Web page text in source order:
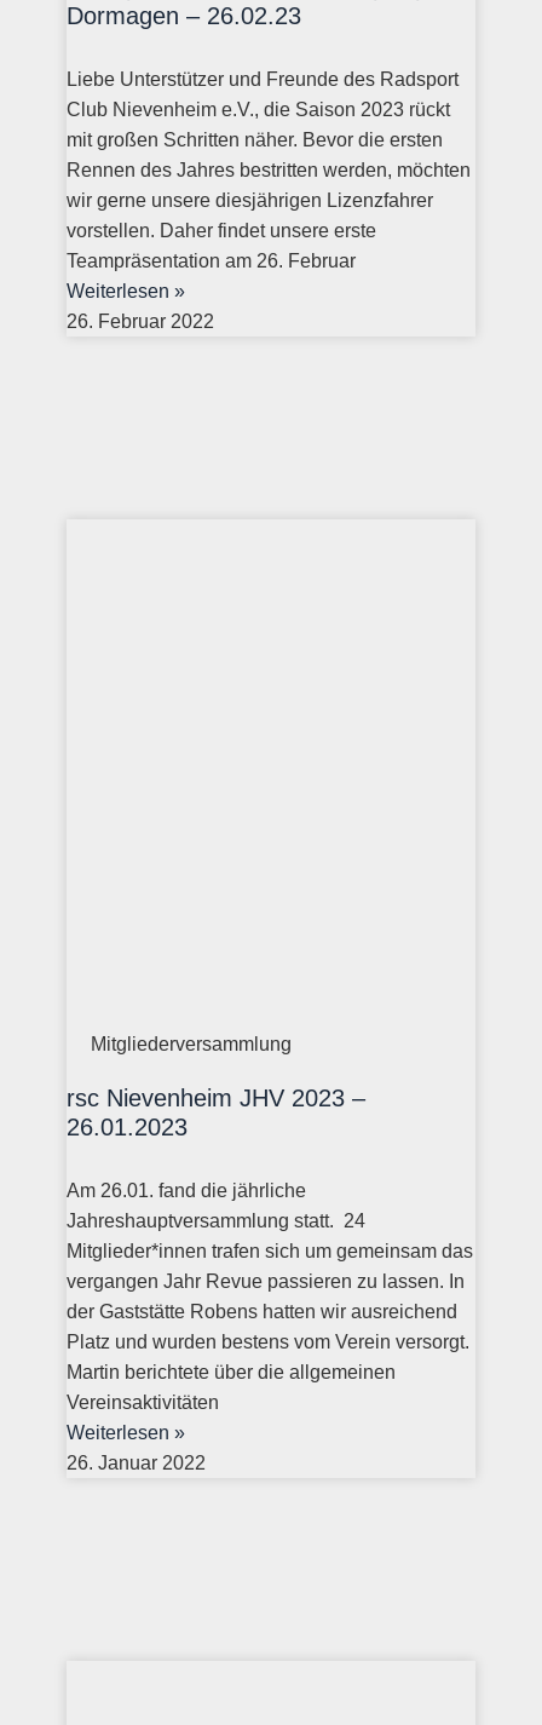
Dormagen – 26.02.23
Liebe Unterstützer und Freunde des Radsport
Club Nievenheim e.V., die Saison 2023 rückt
mit großen Schritten näher. Bevor die ersten
Rennen des Jahres bestritten werden, möchten
wir gerne unsere diesjährigen Lizenzfahrer
vorstellen. Daher findet unsere erste
Teampräsentation am 26. Februar
Weiterlesen »
26. Februar 2022
Mitgliederversammlung
rsc Nievenheim JHV 2023 –
26.01.2023
Am 26.01. fand die jährliche
Jahreshauptversammlung statt. 24
Mitglieder*innen trafen sich um gemeinsam das
vergangen Jahr Revue passieren zu lassen. In
der Gaststätte Robens hatten wir ausreichend
Platz und wurden bestens vom Verein versorgt.
Martin berichtete über die allgemeinen
Vereinsaktivitäten
Weiterlesen »
26. Januar 2022